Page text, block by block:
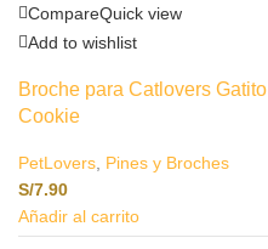
sofisticación y elegancia a tu estilo.
CompareQuick view
Add to wishlist
Broche para Catlovers Gatito
Cookie
PetLovers Pines y Broches
S/7.90
Añadir al carrito